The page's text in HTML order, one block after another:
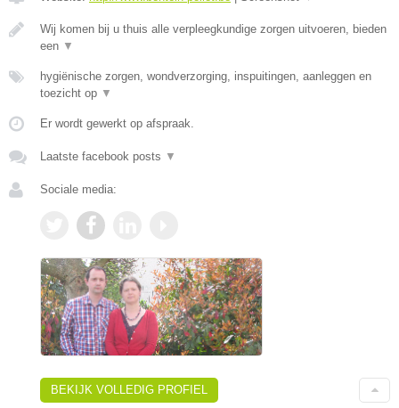
Wij komen bij u thuis alle verpleegkundige zorgen uitvoeren, bieden
een ▼
hygiënische zorgen, wondverzorging, inspuitingen, aanleggen en
toezicht op ▼
Er wordt gewerkt op afspraak.
Laatste facebook posts ▼
Sociale media:
BEKIJK VOLLEDIG PROFIEL